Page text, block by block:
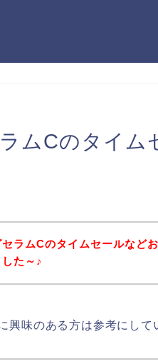
ムCのタイム
ラムCのタイムセールなど
た～♪
興味のある方は参考にして